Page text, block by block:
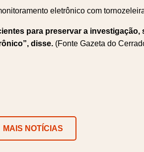
eletrônico com
para preservar a investigação,
disse. (Fonte Gazeta do
MAIS NOTÍCIAS